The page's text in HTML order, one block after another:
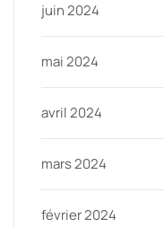
juin 2024
mai 2024
avril 2024
mars 2024
février 2024